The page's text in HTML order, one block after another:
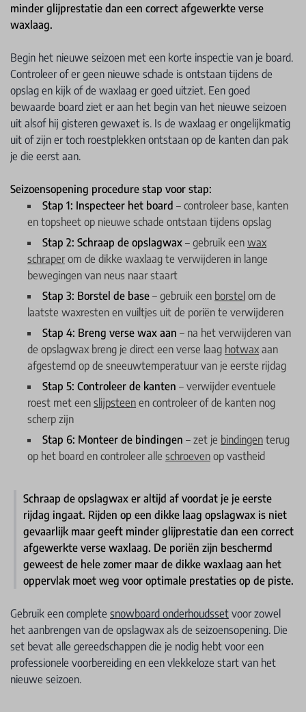
minder glijprestatie dan een correct afgewerkte verse
waxlaag.
Begin het nieuwe seizoen met een korte inspectie van je board.
Controleer of er geen nieuwe schade is ontstaan tijdens de
opslag en kijk of de waxlaag er goed uitziet. Een goed
bewaarde board ziet er aan het begin van het nieuwe seizoen
uit alsof hij gisteren gewaxet is. Is de waxlaag er ongelijkmatig
uit of zijn er toch roestplekken ontstaan op de kanten dan pak
je die eerst aan.
Seizoensopening procedure stap voor stap:
Stap 1: Inspecteer het board – controleer base, kanten
en topsheet op nieuwe schade ontstaan tijdens opslag
Stap 2: Schraap de opslagwax – gebruik een wax
schraperom de dikke waxlaag te verwijderen in lange
bewegingen van neus naar staart
Stap 3: Borstel de base – gebruik een borstel om de
laatste waxresten en vuiltjes uit de poriën te verwijderen
Stap 4: Breng verse wax aan – na het verwijderen van
de opslagwax breng je direct een verse laag hotwax aan
afgestemd op de sneeuwtemperatuur van je eerste rijdag
Stap 5: Controleer de kanten – verwijder eventuele
roest met een slijpsteen en controleer of de kanten nog
scherp zijn
Stap 6: Monteer de bindingen – zet je bindingen terug
op het board en controleer alle schroeven op vastheid
Schraap de opslagwax er altijd af voordat je je eerste
rijdag ingaat. Rijden op een dikke laag opslagwax is niet
gevaarlijk maar geeft minder glijprestatie dan een correct
afgewerkte verse waxlaag. De poriën zijn beschermd
geweest de hele zomer maar de dikke waxlaag aan het
oppervlak moet weg voor optimale prestaties op de piste.
Gebruik een complete snowboard onderhoudsset voor zowel
het aanbrengen van de opslagwax als de seizoensopening. Die
set bevat alle gereedschappen die je nodig hebt voor een
professionele voorbereiding en een vlekkeloze start van het
nieuwe seizoen.